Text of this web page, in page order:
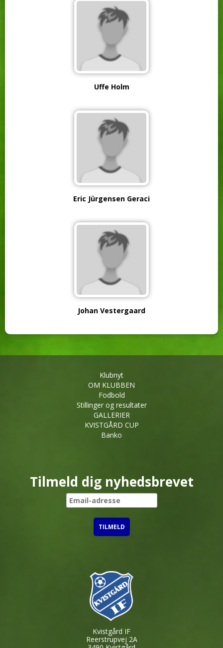
Uffe Holm
Eric Jürgensen Geraci
Johan Vestergaard
Klubnyt
OM KLUBBEN
Fodbold
Stillinger og resultater
GALLERIER
KVISTGÅRD CUP
Banko
Tilmeld dig nyhedsbrevet
Kvistgård IF
Reerstrupvej 2A